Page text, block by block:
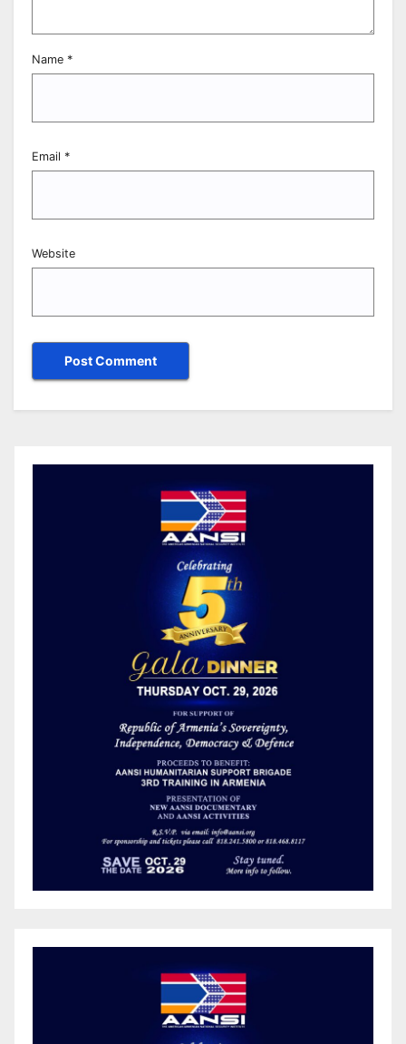
Name *
Email *
Website